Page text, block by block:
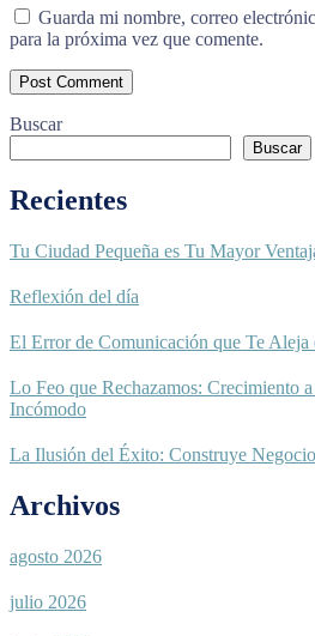
Guarda mi nombre, correo
para la próxima vez que comente.
Buscar
Buscar
Recientes
Tu Ciudad Pequeña es Tu Mayor
Reflexión del día
El Error de Comunicación que Te
Lo Feo que Rechazamos: Crecimiento
Incómodo
La Ilusión del Éxito: Construye
Archivos
agosto 2026
julio 2026